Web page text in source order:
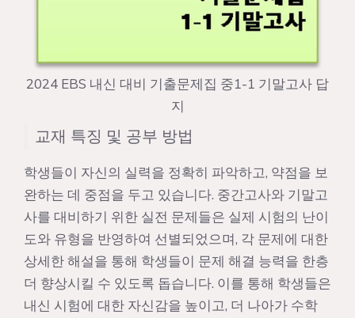
2024 EBS 내신 대비 기출문제집 중1-1 기말고사 답
지
교재 특징 및 공부 방법
학생들이 자신의 실력을 정확히 파악하고, 약점을 보
완하는 데 중점을 두고 있습니다. 중간고사와 기말고
사를 대비하기 위한 실전 문제들은 실제 시험의 난이
도와 유형을 반영하여 선별되었으며, 각 문제에 대한
상세한 해설을 통해 학생들이 문제 해결 능력을 한층
더 향상시킬 수 있도록 돕습니다. 이를 통해 학생들은
내신 시험에 대한 자신감을 높이고, 더 나아가 수학